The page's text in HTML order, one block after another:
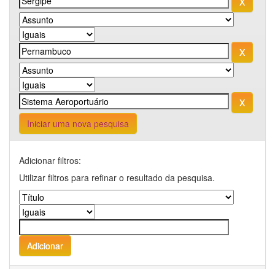
Iniciar uma nova pesquisa
Adicionar filtros:
Utilizar filtros para refinar o resultado da pesquisa.